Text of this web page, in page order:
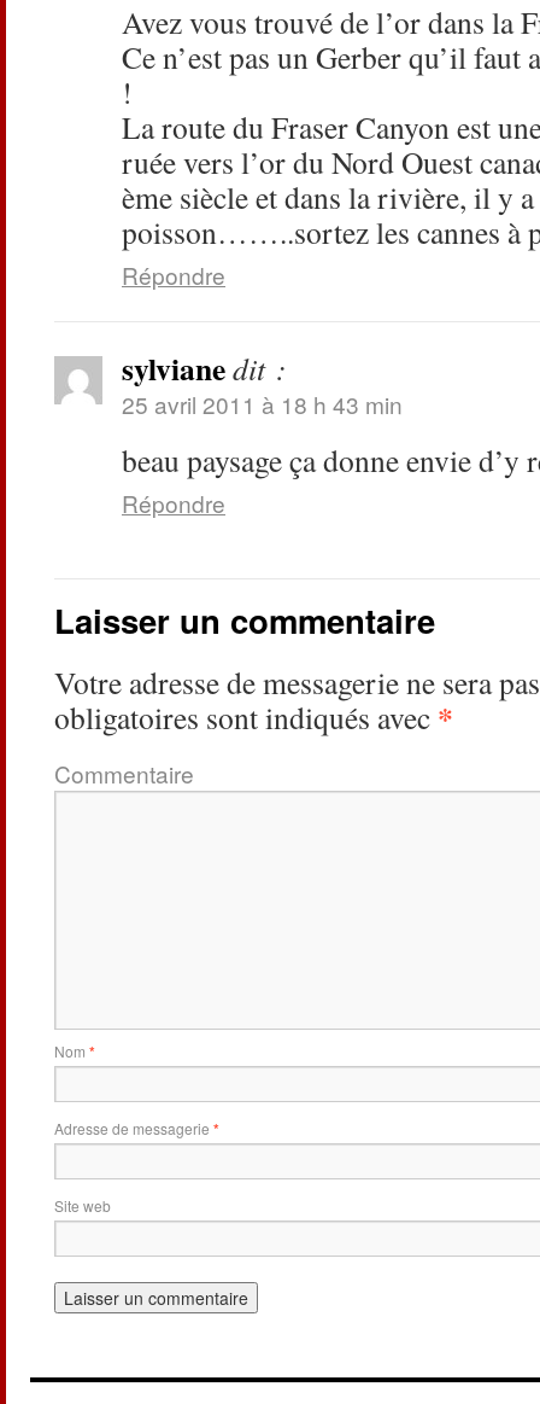
Avez vous trouvé de l’or dans la
Ce n’est pas un Gerber qu’il faut
!
La route du Fraser Canyon est
ruée vers l’or du Nord Ouest
ème siècle et dans la rivière, il y
poisson……..sortez les cannes
Répondre
sylvianedit :
25 avril 2011 à 18 h 43 min
beau paysage ça donne envie
Répondre
Laisser un commentaire
Votre adresse de messagerie ne sera
obligatoires sont indiqués avec *
Commentaire
Nom *
Adresse de messagerie *
Site web